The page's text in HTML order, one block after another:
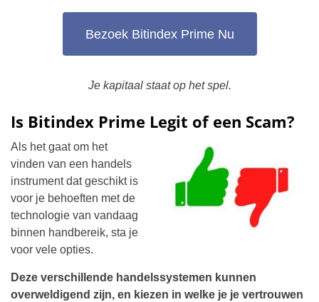
Bezoek Bitindex Prime Nu
Je kapitaal staat op het spel.
Is Bitindex Prime Legit of een Scam?
Als het gaat om het
vinden van een handels
instrument dat geschikt is
voor je behoeften met de
technologie van vandaag
binnen handbereik, sta je
voor vele opties.
Deze verschillende handelssystemen kunnen
overweldigend zijn, en kiezen in welke je je vertrouwen